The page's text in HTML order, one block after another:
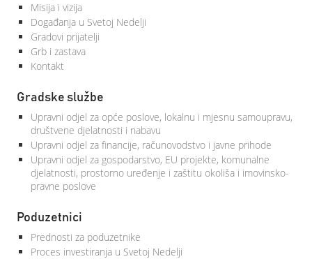
Misija i vizija
Događanja u Svetoj Nedelji
Gradovi prijatelji
Grb i zastava
Kontakt
Gradske službe
Upravni odjel za opće poslove, lokalnu i mjesnu samoupravu,
društvene djelatnosti i nabavu
Upravni odjel za financije, računovodstvo i javne prihode
Upravni odjel za gospodarstvo, EU projekte, komunalne
djelatnosti, prostorno uređenje i zaštitu okoliša i imovinsko-
pravne poslove
Poduzetnici
Prednosti za poduzetnike
Proces investiranja u Svetoj Nedelji